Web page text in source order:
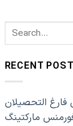
RECENT
فارغ التحصیلان
مارکتینگ